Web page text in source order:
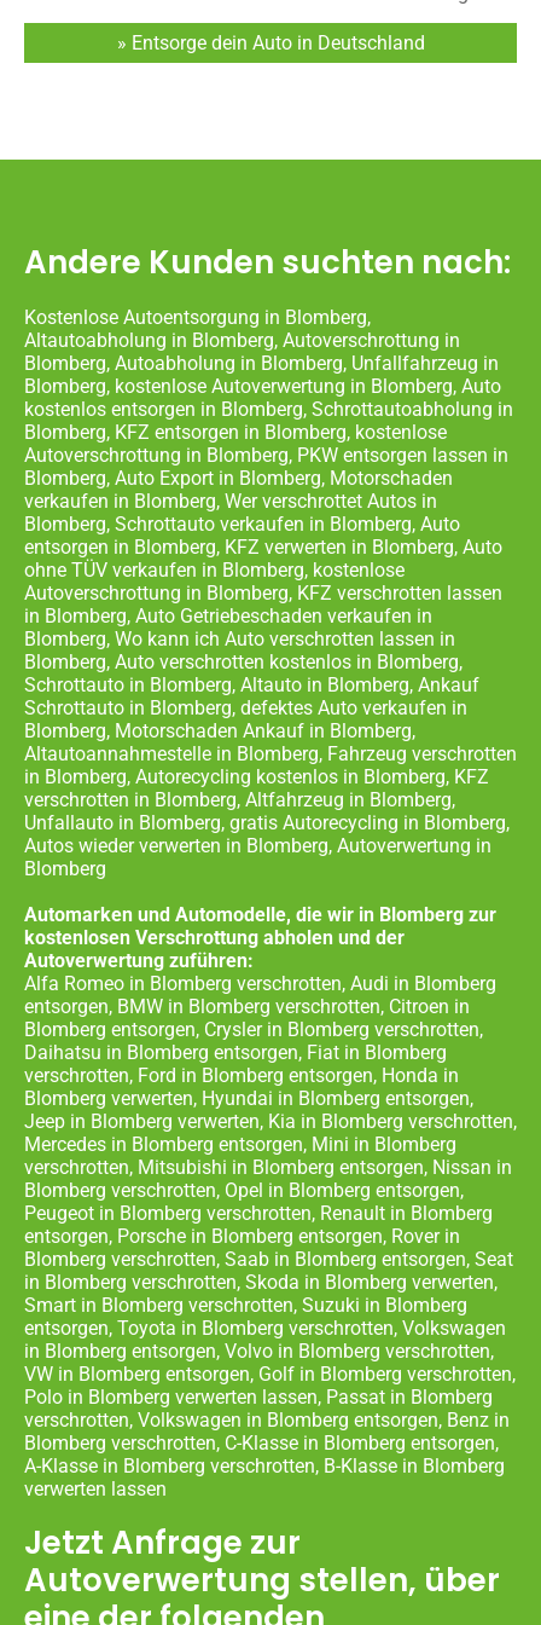
» Entsorge dein Auto in Deutschland
Andere Kunden suchten nach:
Kostenlose Autoentsorgung in Blomberg,
Altautoabholung in Blomberg, Autoverschrottung in
Blomberg, Autoabholung in Blomberg, Unfallfahrzeug in
Blomberg, kostenlose Autoverwertung in Blomberg, Auto
kostenlos entsorgen in Blomberg, Schrottautoabholung in
Blomberg, KFZ entsorgen in Blomberg, kostenlose
Autoverschrottung in Blomberg, PKW entsorgen lassen in
Blomberg, Auto Export in Blomberg, Motorschaden
verkaufen in Blomberg, Wer verschrottet Autos in
Blomberg, Schrottauto verkaufen in Blomberg, Auto
entsorgen in Blomberg, KFZ verwerten in Blomberg, Auto
ohne TÜV verkaufen in Blomberg, kostenlose
Autoverschrottung in Blomberg, KFZ verschrotten lassen
in Blomberg, Auto Getriebeschaden verkaufen in
Blomberg, Wo kann ich Auto verschrotten lassen in
Blomberg, Auto verschrotten kostenlos in Blomberg,
Schrottauto in Blomberg, Altauto in Blomberg, Ankauf
Schrottauto in Blomberg, defektes Auto verkaufen in
Blomberg, Motorschaden Ankauf in Blomberg,
Altautoannahmestelle in Blomberg, Fahrzeug verschrotten
in Blomberg, Autorecycling kostenlos in Blomberg, KFZ
verschrotten in Blomberg, Altfahrzeug in Blomberg,
Unfallauto in Blomberg, gratis Autorecycling in Blomberg,
Autos wieder verwerten in Blomberg, Autoverwertung in
Blomberg
Automarken und Automodelle, die wir in Blomberg zur
kostenlosen Verschrottung abholen und der
Autoverwertung zuführen:
Alfa Romeo in Blomberg verschrotten, Audi in Blomberg
entsorgen, BMW in Blomberg verschrotten, Citroen in
Blomberg entsorgen, Crysler in Blomberg verschrotten,
Daihatsu in Blomberg entsorgen, Fiat in Blomberg
verschrotten, Ford in Blomberg entsorgen, Honda in
Blomberg verwerten, Hyundai in Blomberg entsorgen,
Jeep in Blomberg verwerten, Kia in Blomberg verschrotten,
Mercedes in Blomberg entsorgen, Mini in Blomberg
verschrotten, Mitsubishi in Blomberg entsorgen, Nissan in
Blomberg verschrotten, Opel in Blomberg entsorgen,
Peugeot in Blomberg verschrotten, Renault in Blomberg
entsorgen, Porsche in Blomberg entsorgen, Rover in
Blomberg verschrotten, Saab in Blomberg entsorgen, Seat
in Blomberg verschrotten, Skoda in Blomberg verwerten,
Smart in Blomberg verschrotten, Suzuki in Blomberg
entsorgen, Toyota in Blomberg verschrotten, Volkswagen
in Blomberg entsorgen, Volvo in Blomberg verschrotten,
VW in Blomberg entsorgen, Golf in Blomberg verschrotten,
Polo in Blomberg verwerten lassen, Passat in Blomberg
verschrotten, Volkswagen in Blomberg entsorgen, Benz in
Blomberg verschrotten, C-Klasse in Blomberg entsorgen,
A-Klasse in Blomberg verschrotten, B-Klasse in Blomberg
verwerten lassen
Jetzt Anfrage zur
Autoverwertung stellen, über